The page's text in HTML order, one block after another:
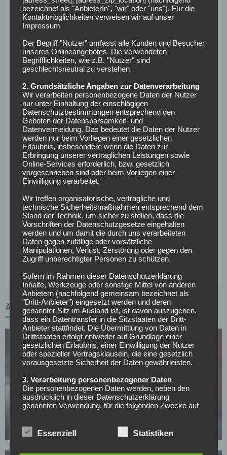
Aufstellungen
Plattenhardt – Maier, Skjelbred – Weiser, Lazaro, Kalou –
Ibisevic
Borussia Mönchengladbach: Sommer – Elvedi, Ginter,
Vestergaard, Wendt – Kramer, Zakaria – Hazard, Grifo –
Stindl, Raffael
Fakten zum Spiel
Anpfiff:Samstag, den 18.11.2017, um 18:30 Uhr
Stadion:Olympiastadion, Berlin
Schiedsrichtergespann:
Rohde (SR-A. 1), Markus Häcker (SR-A. 2), Thomas
Gorniak (4. Offizieller), Tobias Stieler (VA)
Bilanz gegeneinander gesamt:22 – 14 – 22 bei 90:92
Toren
Bilanz gegeneinander bei Heimspiel Hertha:17 – 5 –
7 bei 58:35 Toren
ÄHNLICHE ARTIKEL
SONSTIGES
All or Nothing: Hearts & Schwolow greifen nach
15.05.2026
bezeichnet als "AnbieterIn", "wir" oder "uns"). Für die
Kontaktmöglichkeiten verweisen wir auf unser
Impressum
Der Begriff "Nutzer" umfasst alle Kunden und Besucher
unseres Onlineangebotes. Die verwendeten
Begrifflichkeiten, wie z.B. "Nutzer" sind
geschlechtsneutral zu verstehen.
2. Grundsätzliche Angaben zur Datenverarbeitung
Wir verarbeiten personenbezogene Daten der Nutzer
nur unter Einhaltung der einschlägigen
Datenschutzbestimmungen entsprechend den
Geboten der Datensparsamkeit- und
Datenvermeidung. Das bedeutet die Daten der Nutzer
werden nur beim Vorliegen einer gesetzlichen
Erlaubnis, insbesondere wenn die Daten zur
Erbringung unserer vertraglichen Leistungen sowie
Online-Services erforderlich, bzw. gesetzlich
vorgeschrieben sind oder beim Vorliegen einer
Einwilligung verarbeitet.
Wir treffen organisatorische, vertragliche und
technische Sicherheitsmaßnahmen entsprechend dem
Stand der Technik, um sicher zu stellen, dass die
Vorschriften der Datenschutzgesetze eingehalten
werden und um damit die durch uns verarbeiteten
Daten gegen zufällige oder vorsätzliche
Manipulationen, Verlust, Zerstörung oder gegen den
Zugriff unberechtigter Personen zu schützen.
Sofern im Rahmen dieser Datenschutzerklärung
Inhalte, Werkzeuge oder sonstige Mittel von anderen
Anbietern (nachfolgend gemeinsam bezeichnet als
"Dritt-Anbieter") eingesetzt werden und deren
genannter Sitz im Ausland ist, ist davon auszugehen,
dass ein Datentransfer in die Sitzstaaten der Dritt-
Anbieter stattfindet. Die Übermittlung von Daten in
Drittstaaten erfolgt entweder auf Grundlage einer
gesetzlichen Erlaubnis, einer Einwilligung der Nutzer
oder spezieller Vertragsklauseln, die eine gesetzlich
vorausgesetzte Sicherheit der Daten gewährleisten.
3. Verarbeitung personenbezogener Daten
Die personenbezogenen Daten werden, neben den
ausdrücklich in dieser Datenschutzerklärung
genannten Verwendung, für die folgenden Zwecke auf
- Die Zurverfügungstellung, Ausführung, Pflege,
Essenziell Statistiken